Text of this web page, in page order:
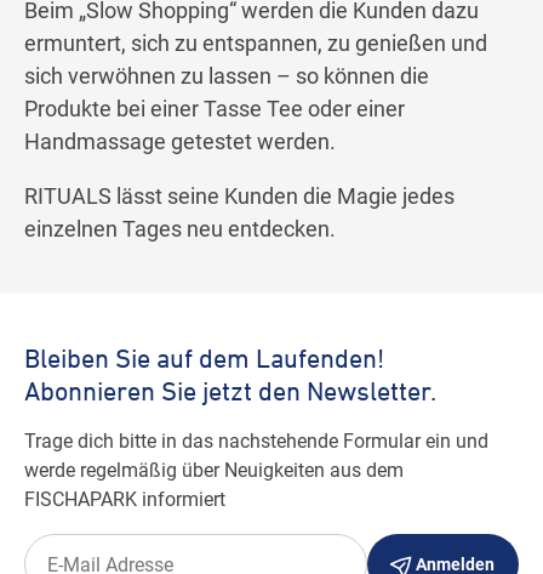
Beim „Slow Shopping“ werden die Kunden dazu
ermuntert, sich zu entspannen, zu genießen und
sich verwöhnen zu lassen – so können die
Produkte bei einer Tasse Tee oder einer
Handmassage getestet werden.
RITUALS lässt seine Kunden die Magie jedes
einzelnen Tages neu entdecken.